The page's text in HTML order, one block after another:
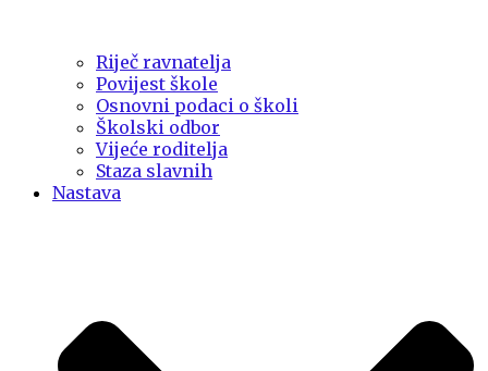
Riječ ravnatelja
Povijest škole
Osnovni podaci o školi
Školski odbor
Vijeće roditelja
Staza slavnih
Nastava